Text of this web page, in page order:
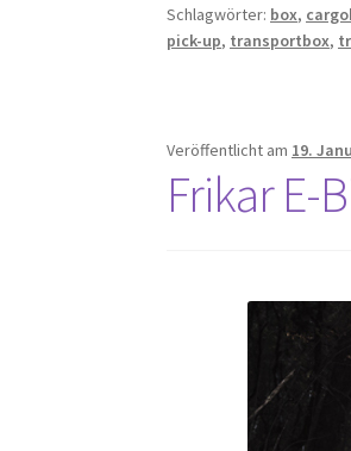
Schlagwörter: box,
pick-up, transportbox,
Veröffentlicht am 19.
Frikar E-